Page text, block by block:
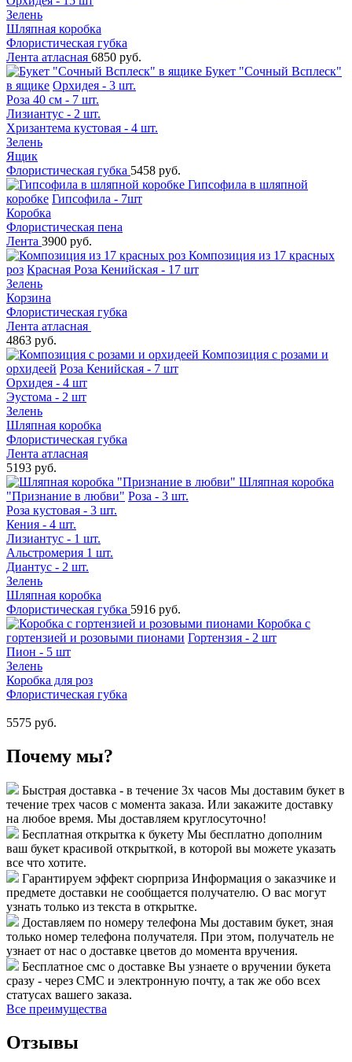
Зелень
Шляпная коробка
Флористическая губка
Лента атласная 6850 руб.
Букет "Сочный Всплеск"
в ящике Орхидея - 3 шт.
Роза 40 см - 7 шт.
Лизиантус - 2 шт.
Хризантема кустовая - 4 шт.
Зелень
Ящик
Флористическая губка 5458 руб.
Гипсофила в шляпной
коробке Гипсофила - 7шт
Коробка
Флористическая пена
Лента 3900 руб.
Композиция из 17 красных
роз Красная Роза Кенийская - 17 шт
Зелень
Корзина
Флористическая губка
Лента атласная
4863 руб.
Композиция с розами и
орхидеей Роза Кенийская - 7 шт
Орхидея - 4 шт
Эустома - 2 шт
Зелень
Шляпная коробка
Флористическая губка
Лента атласная
5193 руб.
Шляпная коробка
"Признание в любви" Роза - 3 шт.
Роза кустовая - 3 шт.
Кения - 4 шт.
Лизиантус - 1 шт.
Альстромерия 1 шт.
Диантус - 2 шт.
Зелень
Шляпная коробка
Флористическая губка 5916 руб.
Коробка с
гортензией и розовыми пионами Гортензия - 2 шт
Пион - 5 шт
Зелень
Коробка для роз
Флористическая губка
5575 руб.
Почему мы?
Быстрая доставка - в течение 3х часов Мы доставим букет в
течение трех часов с момента заказа. Или закажите доставку
на любое время. Мы доставляем круглосуточно!
Бесплатная открытка к букету Мы бесплатно дополним
ваш букет красивой открыткой, в которой вы можете указать
все что хотите.
Гарантируем эффект сюрприза Информация о заказчике и
предмете доставки не сообщается получателю. О вас могут
узнать только из текста в открытке.
Доставляем по номеру телефона Мы доставим букет, зная
только номер телефона получателя. При этом, получатель не
узнает от нас о доставке цветов до момента вручения.
Бесплатное смс о доставке Вы узнаете о вручении букета
сразу - через СМС и электронную почту, а так же обо всех
статусах вашего заказа.
Все преимущества
Отзывы